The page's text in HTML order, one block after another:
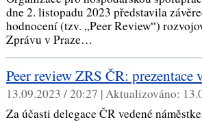
dne 2. listopadu 2023 představila
hodnocení (tzv. „Peer Review“)
Zprávu v Praze…
Peer review ZRS ČR:
13.09.2023 / 20:27 |Aktualizováno:
Za účasti delegace ČR vedené